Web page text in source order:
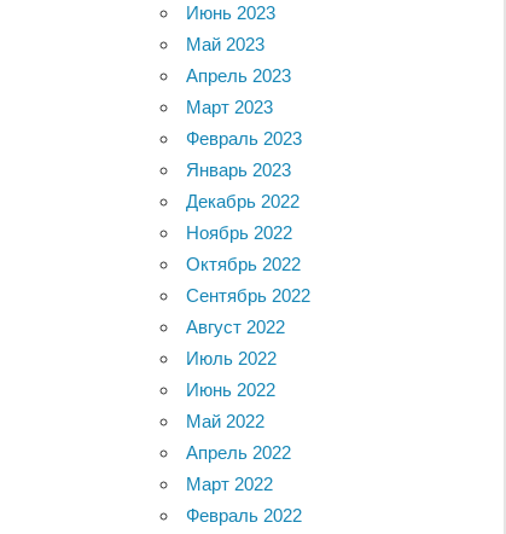
Июнь 2023
Май 2023
Апрель 2023
Март 2023
Февраль 2023
Январь 2023
Декабрь 2022
Ноябрь 2022
Октябрь 2022
Сентябрь 2022
Август 2022
Июль 2022
Июнь 2022
Май 2022
Апрель 2022
Март 2022
Февраль 2022